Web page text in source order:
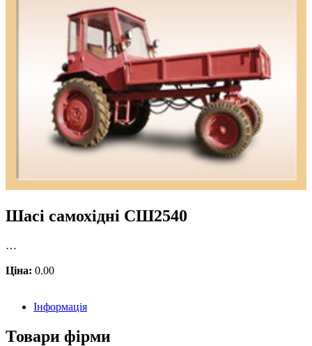
Шасі самохідні СШ2540
…
Ціна: 0.00
Інформація
Товари фірми